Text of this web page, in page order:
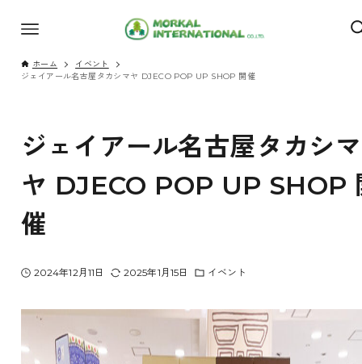
ホーム
イベント
ジェイアール名古屋タカシマヤ DJECO POP UP SHOP 開催
ジェイアール名古屋タカシマ
ヤ DJECO POP UP SHOP
催
2024年12月11日 2025年1月15日 イベント